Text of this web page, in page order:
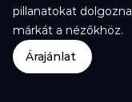
pillanatokat
márkát a nézőkhöz.
Árajánlat